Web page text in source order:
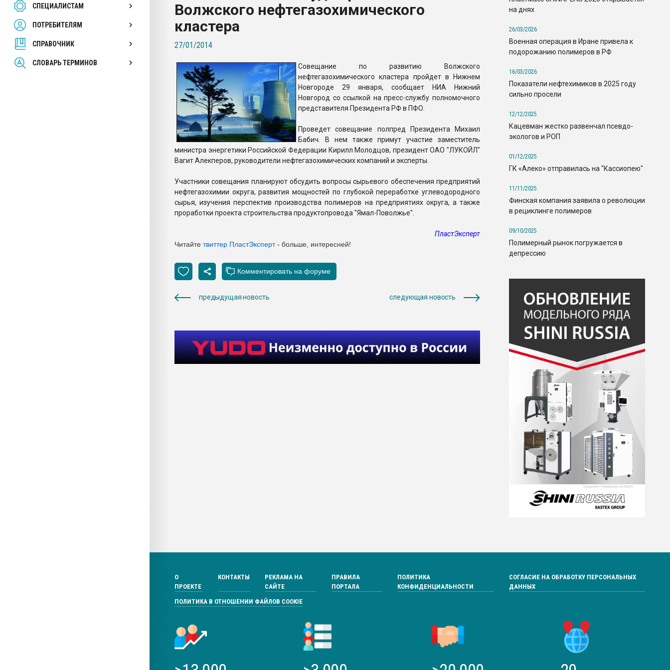
СПЕЦИАЛИСТАМ
ПОТРЕБИТЕЛЯМ
СПРАВОЧНИК
СЛОВАРЬ ТЕРМИНОВ
26.07.2022 "Сибирский титан" стал
намного дороже
ПЕРЕЙТИ НА ФОРУМ
Волжского нефтегазохимического
кластера
27/01/2014
Совещание по развитию Волжского
нефтегазохимического кластера пройдет в Нижнем
Новгороде 29 января, сообщает НИА Нижний
Новгород со ссылкой на пресс-службу полномочного
представителя Президента РФ в ПФО.
Проведет совещание полпред Президента Михаил
Бабич. В нем также примут участие заместитель
министра энергетики Российской Федерации Кирилл Молодцов, президент ОАО "ЛУКОЙЛ"
Вагит Алекперов, руководители нефтегазохимических компаний и эксперты.
Участники совещания планируют обсудить вопросы сырьевого обеспечения предприятий
нефтегазохимии округа, развития мощностей по глубокой переработке углеводородного
сырья, изучения перспектив производства полимеров на предприятиях округа, а также
проработки проекта строительства продуктопровода "Ямал-Поволжье".
ПластЭксперт
Читайте твиттер ПластЭксперт- больше, интересней!
предыдущая новость следующая новость
на днях
26/03/2026
Военная операция в Иране привела к
подорожанию полимеров в РФ
16/03/2026
Показатели нефтехимиков в 2025 году
сильно просели
12/12/2025
Кацевман жестко развенчал псевдо-
экологов и РОП
01/12/2025
ГК «Алеко» отправилась на "Кассиопею"
11/11/2025
Финская компания заявила о революции
в рециклинге полимеров
09/10/2025
Полимерный рынок погружается в
депрессию
О
ПРОЕКТЕ
КОНТАКТЫ
РЕКЛАМА НА
САЙТЕ
ПРАВИЛА
ПОРТАЛА
ПОЛИТИКА
КОНФИДЕНЦИАЛЬНОСТИ
СОГЛАСИЕ НА ОБРАБОТКУ ПЕРСОНАЛЬНЫХ
ДАННЫХ
ПОЛИТИКА В ОТНОШЕНИИ ФАЙЛОВ COOKIE